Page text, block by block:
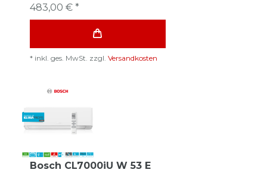
483,00 € *
* inkl. ges. MwSt. zzgl. Versandkosten
Bosch CL7000iU W 53 E